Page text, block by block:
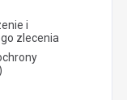
i
zlecenia